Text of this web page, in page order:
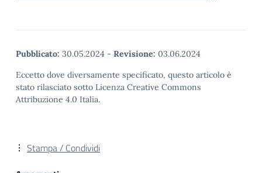
Pubblicato: 30.05.2024 - Revisione: 03.06.2024
Eccetto dove diversamente specificato, questo articolo è
stato rilasciato sotto Licenza Creative Commons
Attribuzione 4.0 Italia.
Stampa / Condividi